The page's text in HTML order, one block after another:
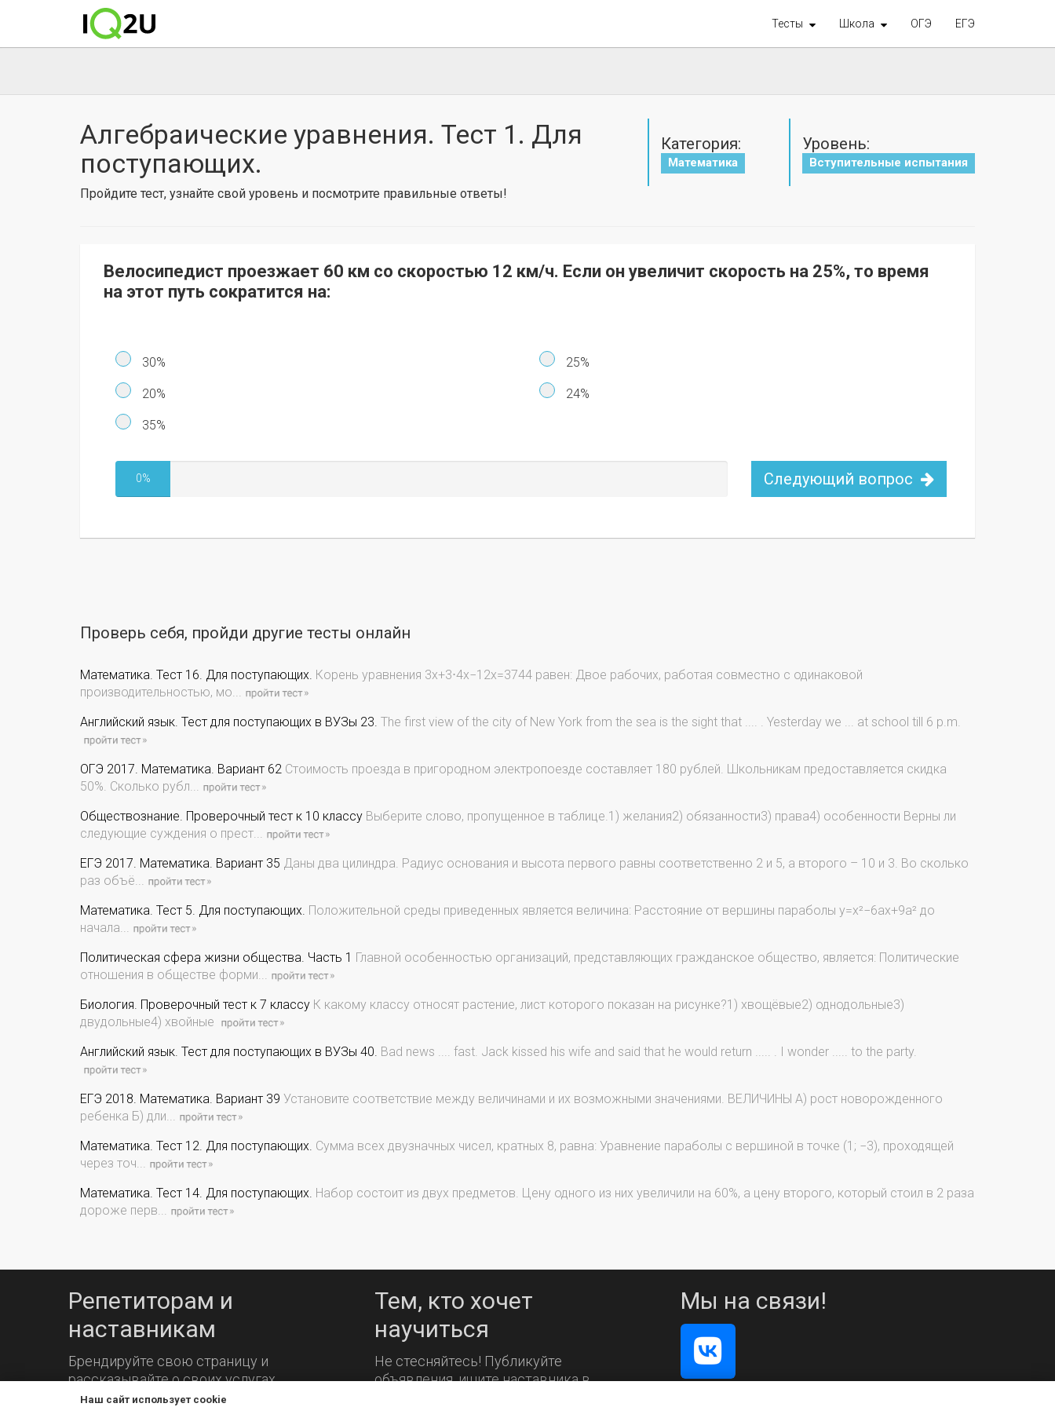
Тесты Школа ОГЭ ЕГЭ
Алгебраические уравнения. Тест 1. Для
поступающих.
Пройдите тест, узнайте свой уровень и посмотрите правильные ответы!
Категория:
Математика
Уровень:
Вступительные испытания
Велосипедист проезжает 60 км со скоростью 12 км/ч. Если он увеличит скорость на 25%, то время
на этот путь сократится на:
30% 25%
20% 24%
35%
0% Следующий вопрос
Проверь себя, пройди другие тесты онлайн
Математика. Тест 16. Для поступающих. Корень уравнения 3х+3⋅4x−12x=3744 равен: Двое рабочих, работая совместно с одинаковой
производительностью, мо...
Английский язык. Тест для поступающих в ВУЗы 23. The first view of the city of New York from the sea is the sight that .... . Yesterday we ... at school till 6 p.m.
ОГЭ 2017. Математика. Вариант 62 Стоимость проезда в пригородном электропоезде составляет 180 рублей. Школьникам предоставляется скидка
50%. Сколько рубл...
Обществознание. Проверочный тест к 10 классу Выберите слово, пропущенное в таблице.1) желания2) обязанности3) права4) особенности Верны ли
следующие суждения о прест...
ЕГЭ 2017. Математика. Вариант 35 Даны два цилиндра. Радиус основания и высота первого равны соответственно 2 и 5, а второго – 10 и 3. Во сколько
раз объё...
Математика. Тест 5. Для поступающих. Положительной среды приведенных является величина: Расстояние от вершины параболы у=х²−6ах+9а² до
начала...
Политическая сфера жизни общества. Часть 1 Главной особенностью организаций, представляющих гражданское общество, является: Политические
отношения в обществе форми...
Биология. Проверочный тест к 7 классу К какому классу относят растение, лист которого показан на рисунке?1) хвощёвые2) однодольные3)
двудольные4) хвойные
Английский язык. Тест для поступающих в ВУЗы 40. Bad news .... fast. Jack kissed his wife and said that he would return ..... . I wonder ..... to the party.
ЕГЭ 2018. Математика. Вариант 39 Установите соответствие между величинами и их возможными значениями. ВЕЛИЧИНЫ А) рост новорожденного
ребенка Б) дли...
Математика. Тест 12. Для поступающих. Сумма всех двузначных чисел, кратных 8, равна: Уравнение параболы с вершиной в точке (1; −3), проходящей
через точ...
Математика. Тест 14. Для поступающих. Набор состоит из двух предметов. Цену одного из них увеличили на 60%, а цену второго, который стоил в 2 раза
дороже перв...
Репетиторам и
наставникам
Брендируйте свою страницу и
рассказывайте о своих услугах.
Тем, кто хочет
научиться
Не стесняйтесь! Публикуйте
объявления, ищите наставника в
Мы на связи!
Наш сайт использует cookie